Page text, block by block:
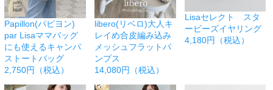
Papillon(パピヨン)
par Lisaママバッグ
にも使えるキャンパ
ストートバッグ
2,750円（税込）
libero(リベロ)大人キ
レイめ合皮編み込み
メッシュフラットパ
ンプス
14,080円（税込）
Lisaセレクト スタ
ービーズイヤリング
4,180円（税込）